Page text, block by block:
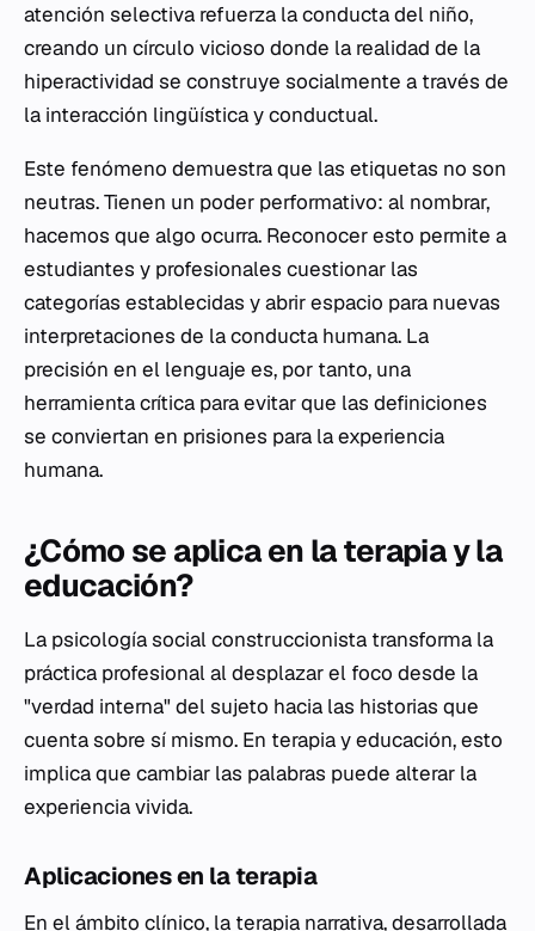
atención selectiva refuerza la conducta del niño,
creando un círculo vicioso donde la realidad de la
hiperactividad se construye socialmente a través de
la interacción lingüística y conductual.
Este fenómeno demuestra que las etiquetas no son
neutras. Tienen un poder performativo: al nombrar,
hacemos que algo ocurra. Reconocer esto permite a
estudiantes y profesionales cuestionar las
categorías establecidas y abrir espacio para nuevas
interpretaciones de la conducta humana. La
precisión en el lenguaje es, por tanto, una
herramienta crítica para evitar que las definiciones
se conviertan en prisiones para la experiencia
humana.
¿Cómo se aplica en la terapia y la
educación?
La psicología social construccionista transforma la
práctica profesional al desplazar el foco desde la
"verdad interna" del sujeto hacia las historias que
cuenta sobre sí mismo. En terapia y educación, esto
implica que cambiar las palabras puede alterar la
experiencia vivida.
Aplicaciones en la terapia
En el ámbito clínico, la terapia narrativa, desarrollada